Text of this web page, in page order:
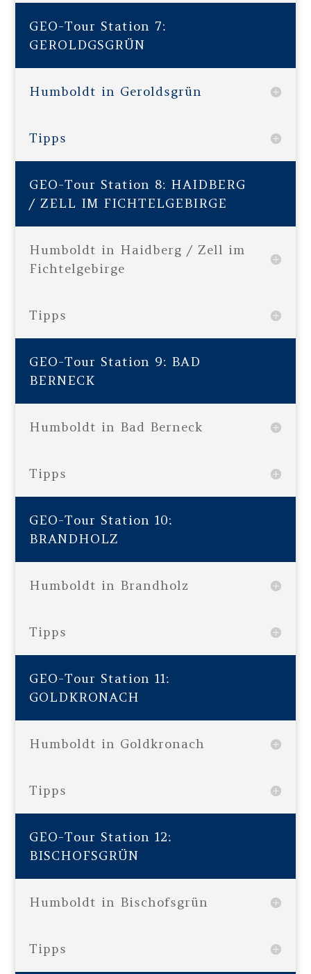
GEO-Tour Station 7:
GEROLDGSGRÜN
Humboldt in Geroldsgrün
Tipps
GEO-Tour Station 8: HAIDBERG
/ ZELL IM FICHTELGEBIRGE
Humboldt in Haidberg / Zell im
Fichtelgebirge
Tipps
GEO-Tour Station 9: BAD
BERNECK
Humboldt in Bad Berneck
Tipps
GEO-Tour Station 10:
BRANDHOLZ
Humboldt in Brandholz
Tipps
GEO-Tour Station 11:
GOLDKRONACH
Humboldt in Goldkronach
Tipps
GEO-Tour Station 12:
BISCHOFSGRÜN
Humboldt in Bischofsgrün
Tipps